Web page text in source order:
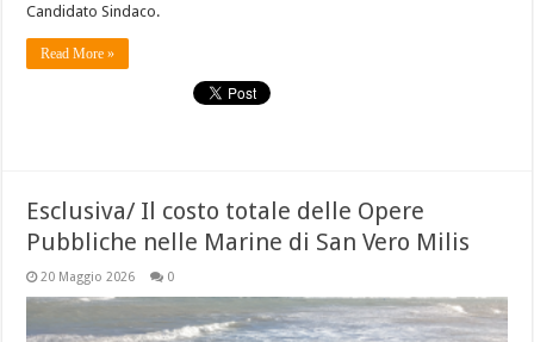
Candidato Sindaco.
Read More »
Esclusiva/ Il costo totale delle Opere
Pubbliche nelle Marine di San Vero Milis
20 Maggio 2026 0